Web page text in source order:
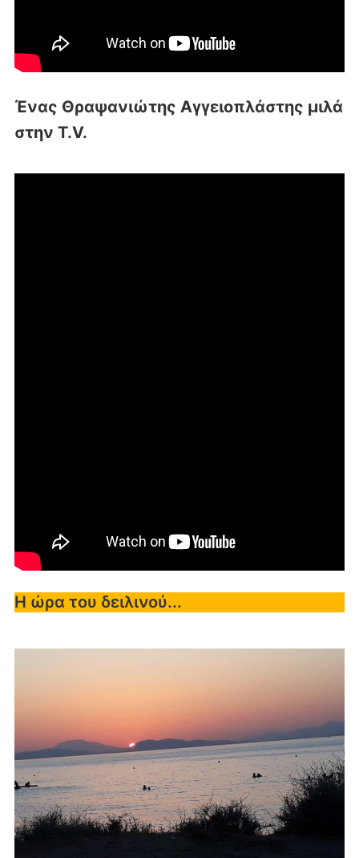
Ένας Θραψανιώτης Αγγειοπλάστης μιλά
στην T.V.
Η ώρα του δειλινού...